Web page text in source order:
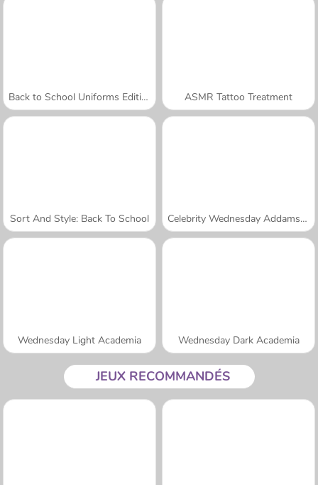
Back to School Uniforms Edition ASMR Tattoo Treatment
Sort And Style: Back To School Celebrity Wednesday Addams Style
Wednesday Light Academia Wednesday Dark Academia
JEUX RECOMMANDÉS